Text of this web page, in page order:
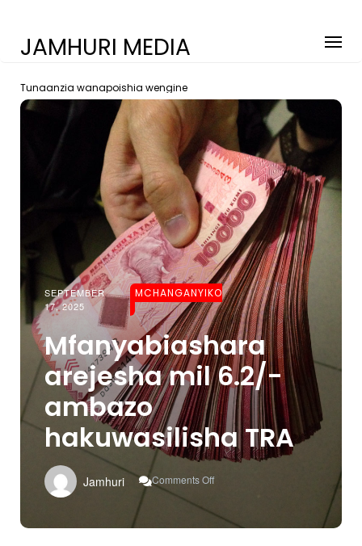
JAMHURI MEDIA
Tunaanzia wanapoishia wengine
SEPTEMBER
17, 2025
MCHANGANYIKO
Mfanyabiashara
arejesha mil 6.2/-
ambazo
hakuwasilisha TRA
Jamhuri Comments Off
Mfanyabiashara
Mil